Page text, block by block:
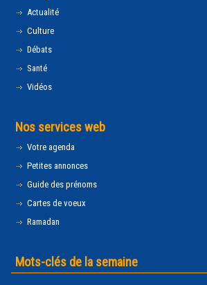
Actualité
Culture
Débats
Santé
Vidéos
Nos services web
Votre agenda
Petites annonces
Guide des prénoms
Cartes de voeux
Ramadan
Mots-clés de la semaine